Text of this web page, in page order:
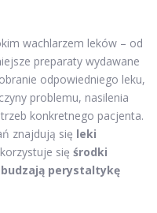
wachlarzem leków – od
preparaty wydawane
odpowiedniego leku,
problemu, nasilenia
konkretnego pacjenta.
znajdują się leki
się środki
perystaltykę